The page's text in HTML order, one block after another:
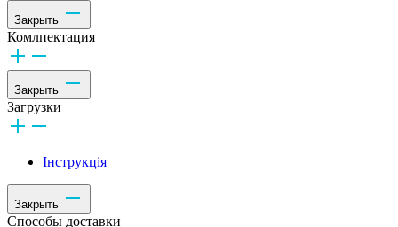
Закрыть
Комлпектация
Закрыть
Загрузки
Інструкція
Закрыть
Способы доставки